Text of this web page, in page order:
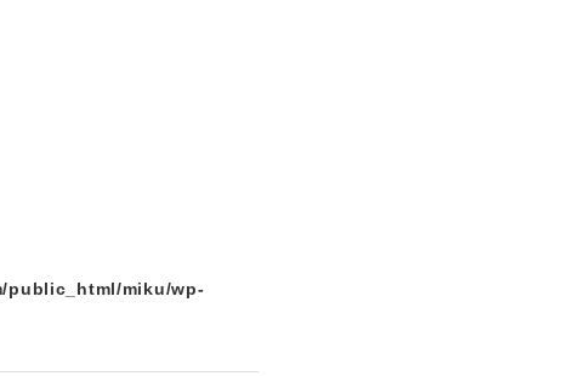
public_html/miku/wp-